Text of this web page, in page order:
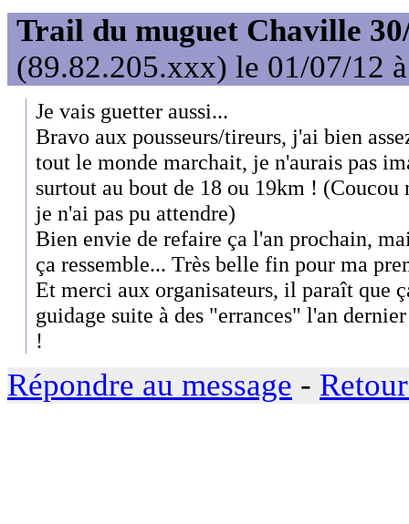
Trail du muguet Chaville
(89.82.205.xxx) le 01/07/12
Je vais guetter aussi...
Bravo aux pousseurs/tireurs, j'ai bien
tout le monde marchait, je n'aurais pas
surtout au bout de 18 ou 19km !
je n'ai pas pu attendre)
Bien envie de refaire ça l'an prochain,
ça ressemble... Très belle fin pour ma
Et merci aux organisateurs, il paraît que
guidage suite à des "errances" l'an
!
Répondre au message -